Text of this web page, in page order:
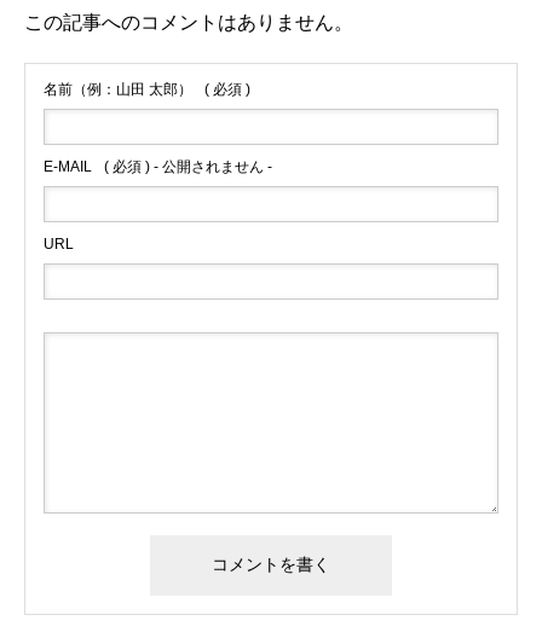
この記事へのコメントはありません。
名前（例：山田 太郎） ( 必須 )
E-MAIL ( 必須 ) - 公開されません -
URL